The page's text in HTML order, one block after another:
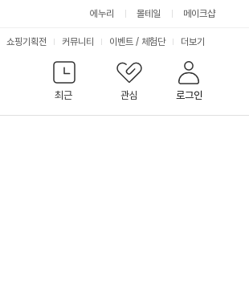
에누리 몰테일 메이크샵
최근
관심 로그인
쇼핑기획전 커뮤니티 이벤트 / 체험단 서
비
스
더보기